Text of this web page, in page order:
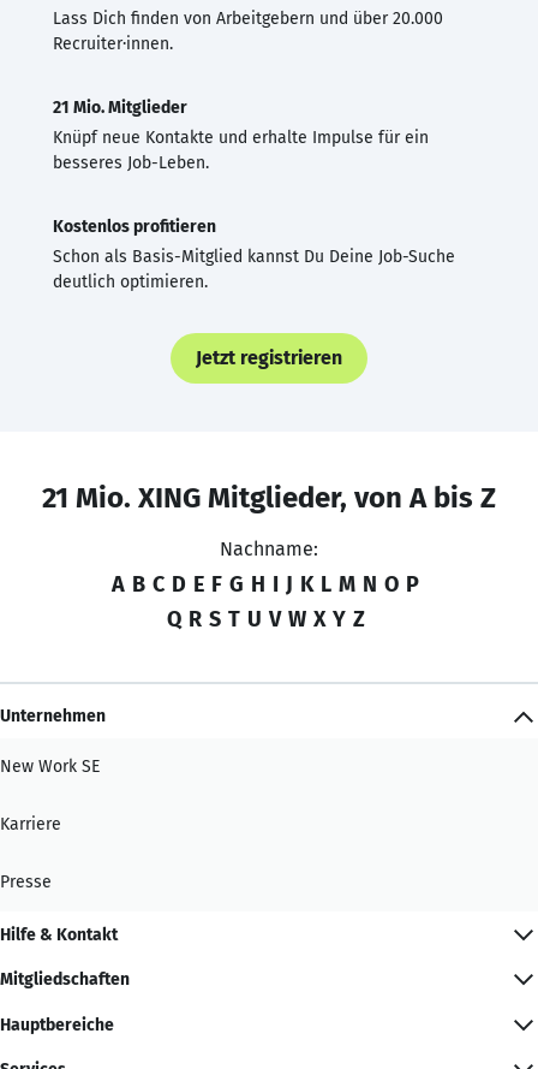
Lass Dich finden von Arbeitgebern und über 20.000
Recruiter·innen.
21 Mio. Mitglieder
Knüpf neue Kontakte und erhalte Impulse für ein
besseres Job-Leben.
Kostenlos profitieren
Schon als Basis-Mitglied kannst Du Deine Job-Suche
deutlich optimieren.
Jetzt registrieren
21 Mio. XING Mitglieder, von A bis Z
Nachname:
A B C D E F G H I J K L M N O P
Q R S T U V W X Y Z
Unternehmen
New Work SE
Karriere
Presse
Hilfe & Kontakt
Mitgliedschaften
Hauptbereiche